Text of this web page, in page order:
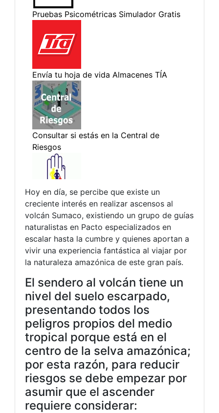
Hoy en día, se percibe que existe un
creciente interés en realizar ascensos al
volcán Sumaco, existiendo un grupo de guías
naturalistas en Pacto especializados en
escalar hasta la cumbre y quienes aportan a
vivir una experiencia fantástica al viajar por
la naturaleza amazónica de este gran país.
El sendero al volcán tiene un
nivel del suelo escarpado,
presentando todos los
peligros propios del medio
tropical porque está en el
centro de la selva amazónica;
por esta razón, para reducir
riesgos se debe empezar por
asumir que el ascender
requiere considerar: